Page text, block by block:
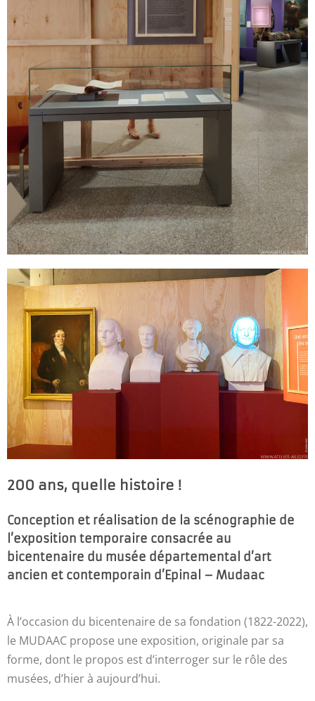
200 ans, quelle histoire !
Conception et réalisation de la scénographie de
l’exposition temporaire consacrée au
bicentenaire du musée départemental d’art
ancien et contemporain d’Epinal – Mudaac
À l’occasion du bicentenaire de sa fondation (1822-2022),
le MUDAAC propose une exposition, originale par sa
forme, dont le propos est d’interroger sur le rôle des
musées, d’hier à aujourd’hui.